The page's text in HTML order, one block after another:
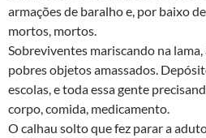
armações de baralho e, por baixo
mortos, mortos.
Sobreviventes mariscando na
pobres objetos amassados.
escolas, e toda essa gente
corpo, comida, medicamento.
O calhau solto que fez parar a